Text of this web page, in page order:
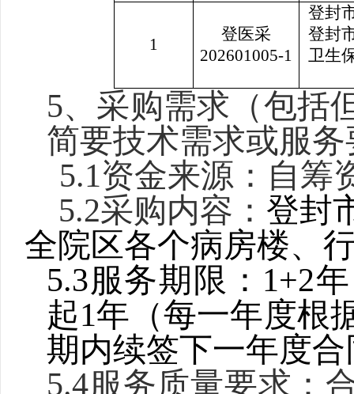
1
登医采
202601005-1
登封
登封
卫生
5、 采购需求（包括
简要技术需求或服
5.1资金来源：自筹
5.2采购内容 ： 登封
全院区各个病房楼、
5.3服务期限： 1+2
起1年 （每一年度根
期内续签下一年度
5.4服务质量要求：